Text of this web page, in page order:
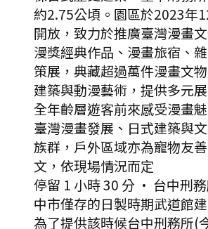
約2.75公頃。園區於2023年
開放，致力於推廣臺灣漫畫
漫獎經典作品、漫畫旅宿、
策展，典藏超過萬件漫畫文
建築與動漫藝術，提供多元
全年齡層遊客前來感受漫畫
臺灣漫畫發展、日式建築與
族群，戶外區域亦為寵物友
文，依現場情況而定
停留 1 小時 30 分 · 台中刑
中市僅存的日製時期武道館
為了提供該時候台中刑務所(